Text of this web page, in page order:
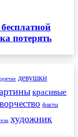
потерять
девушки
красивые
факты
художник